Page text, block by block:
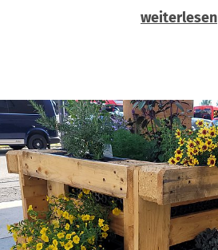
weiterlesen